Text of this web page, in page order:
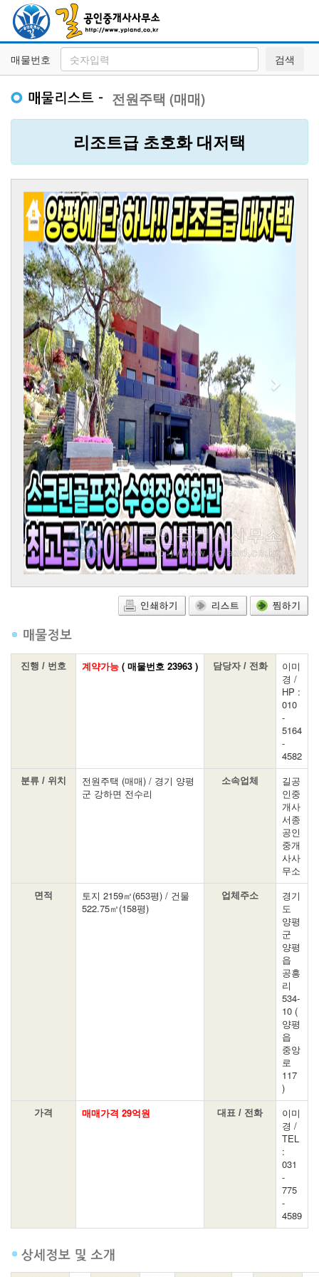
매물번호 검색
전원주택 (매매)
리조트급 초호화 대저택
Previous Next
진행 / 번호 계약가능 ( 매물번호 23963 ) 담당자 / 전화
이미
경 /
HP :
010
-
5164
-
4582
분류 / 위치
전원주택 (매매) / 경기 양평
군 강하면 전수리
소속업체
길공
인중
개사
서종
공인
중개
사사
무소
면적
토지 2159㎡(653평) / 건물
522.75㎡(158평)
업체주소
경기
도
양평
군
양평
읍
공흥
리
534-
10 (
양평
읍
중앙
로
117
)
가격 매매가격 29억원 대표 / 전화
이미
경 /
TEL
:
031
-
775
-
4589